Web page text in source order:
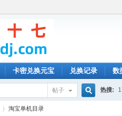
卡密兑换元宝 兑换记录 数
帖子 热搜:
淘宝单机目录